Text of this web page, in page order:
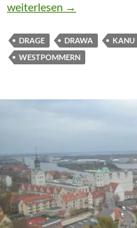
PÄPSTLICH-
weiterlesen →
DRAGE DRAWA KANU
WESTPOMMERN